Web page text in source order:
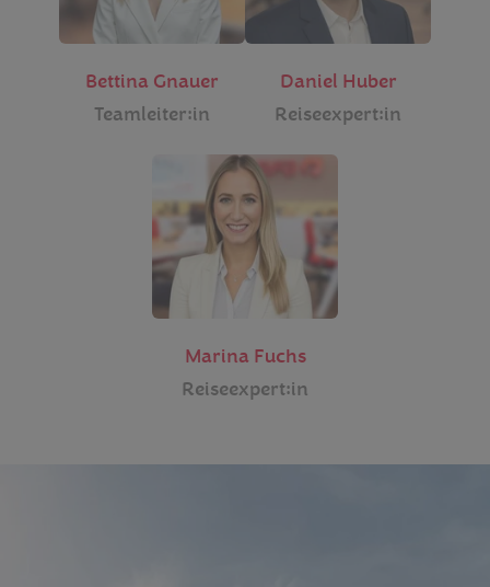
Bettina Gnauer
Teamleiter:in
Daniel Huber
Reiseexpert:in
Marina Fuchs
Reiseexpert:in